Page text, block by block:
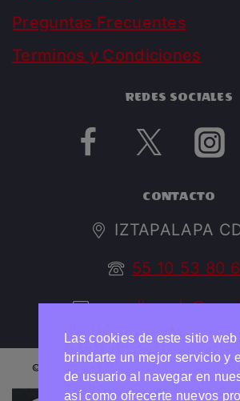
Preguntas Frecuentes
Terminos y Condiciones
REDES SOCIALES
CONTACTO
IZTAPALAPA
55 10 53 80
© 2026 ARGED TRENDY Todos los
Necesitas ayuda?
Las cookies de este sitio
brindarte un mejor servicio y
de usuario al navegar en
así como ofrecerte nuevos